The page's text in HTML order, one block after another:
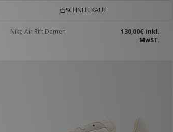
SCHNELLKAUF
Nike Air Rift Damen 130,00€ inkl.
MwST.